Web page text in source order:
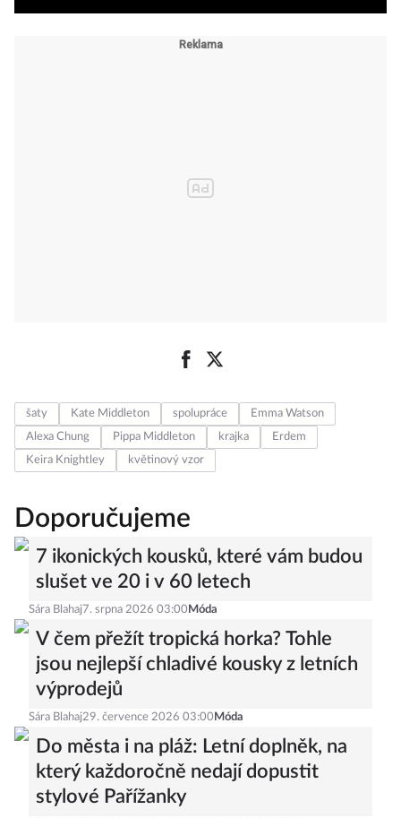
šaty Kate Middleton spolupráce
Emma Watson
Alexa Chung
Pippa Middleton krajka
Erdem
Keira Knightley
květinový vzor
Doporučujeme
7 ikonických kousků, které vám budou
slušet ve 20 i v 60 letech
Sára Blahaj 7. srpna 2026 03:00 Móda
V čem přežít tropická horka? Tohle
jsou nejlepší chladivé kousky z letních
výprodejů
Sára Blahaj29. července 2026 03:00 Móda
Do města i na pláž: Letní doplněk, na
který každoročně nedají dopustit
stylové Pařížanky